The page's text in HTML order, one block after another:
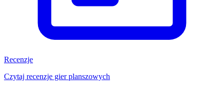
Recenzje
Czytaj recenzje gier planszowych